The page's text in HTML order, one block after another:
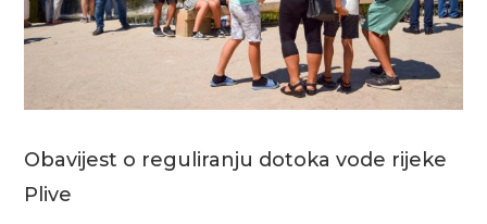
Obavijest o reguliranju dotoka vode rijeke
Plive